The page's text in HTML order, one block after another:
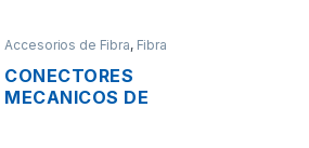
Accesorios de Fibra, Fibra
CONECTORES
MECANICOS DE